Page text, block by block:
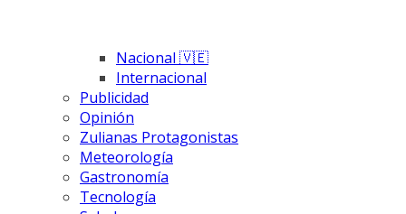
Nacional 🇻🇪
Internacional
Publicidad
Opinión
Zulianas Protagonistas
Meteorología
Gastronomía
Tecnología